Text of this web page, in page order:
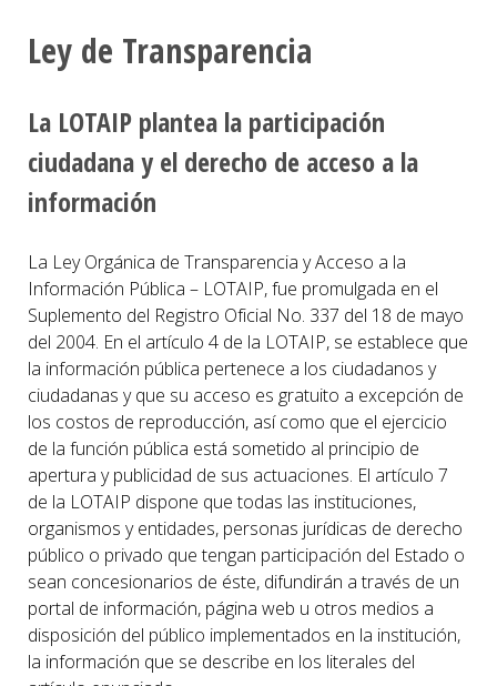
Ley de Transparencia
La LOTAIP plantea la participación
ciudadana y el derecho de acceso a la
información
La Ley Orgánica de Transparencia y Acceso a la
Información Pública – LOTAIP, fue promulgada en el
Suplemento del Registro Oficial No. 337 del 18 de mayo
del 2004. En el artículo 4 de la LOTAIP, se establece que
la información pública pertenece a los ciudadanos y
ciudadanas y que su acceso es gratuito a excepción de
los costos de reproducción, así como que el ejercicio
de la función pública está sometido al principio de
apertura y publicidad de sus actuaciones. El artículo 7
de la LOTAIP dispone que todas las instituciones,
organismos y entidades, personas jurídicas de derecho
público o privado que tengan participación del Estado o
sean concesionarios de éste, difundirán a través de un
portal de información, página web u otros medios a
disposición del público implementados en la institución,
la información que se describe en los literales del